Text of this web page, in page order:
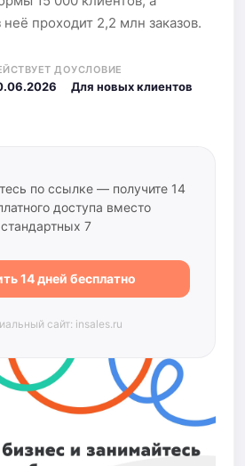
проходит 2,2 млн заказов.
ДОУСЛОВИЕ
Для новых клиентов
по ссылке — получите 14
доступа вместо
стандартных 7
14 дней бесплатно
сайт: insales.ru